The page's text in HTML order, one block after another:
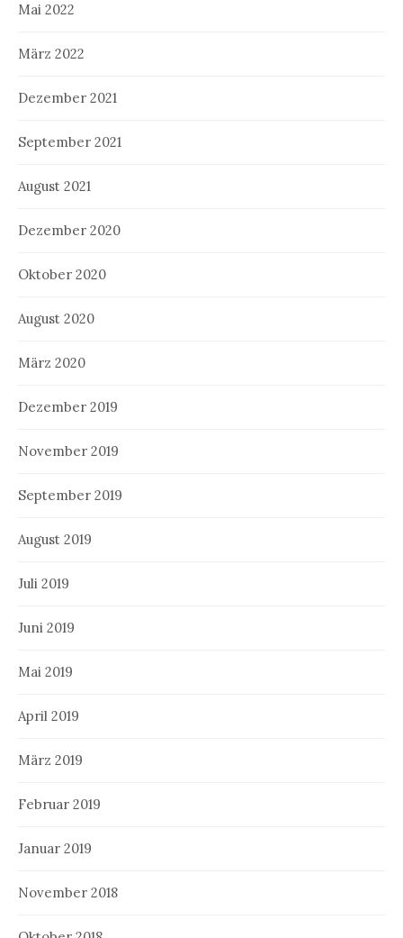
Mai 2022
März 2022
Dezember 2021
September 2021
August 2021
Dezember 2020
Oktober 2020
August 2020
März 2020
Dezember 2019
November 2019
September 2019
August 2019
Juli 2019
Juni 2019
Mai 2019
April 2019
März 2019
Februar 2019
Januar 2019
November 2018